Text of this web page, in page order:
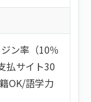
ン率（10％
払サイト30
OK/語学力